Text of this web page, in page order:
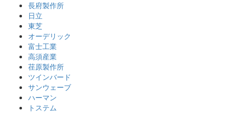
長府製作所
日立
東芝
オーデリック
富士工業
高須産業
荏原製作所
ツインバード
サンウェーブ
ハーマン
トステム